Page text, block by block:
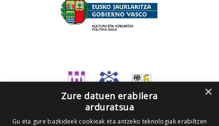
×
Zure datuen erabilera
arduratsua
Gu eta gure bazkideek cookieak eta antzeko teknologiak erabiltzen